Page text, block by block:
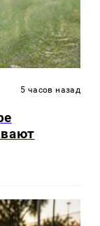
5 часов назад